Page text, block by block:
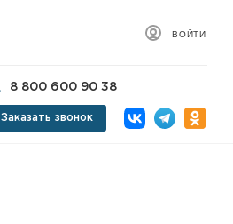
ВОЙТИ
8 800 600 90 38
Заказать звонок